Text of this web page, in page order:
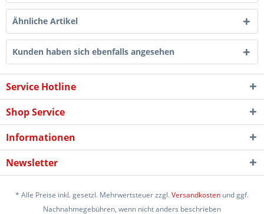
Ähnliche Artikel
Kunden haben sich ebenfalls angesehen
Service Hotline
Shop Service
Informationen
Newsletter
* Alle Preise inkl. gesetzl. Mehrwertsteuer zzgl.Versandkosten und ggf.
Nachnahmegebühren, wenn nicht anders beschrieben